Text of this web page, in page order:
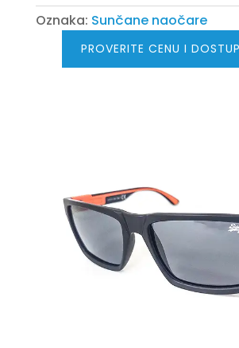
Oznaka: Sunčane naočare
PROVERITE CENU I